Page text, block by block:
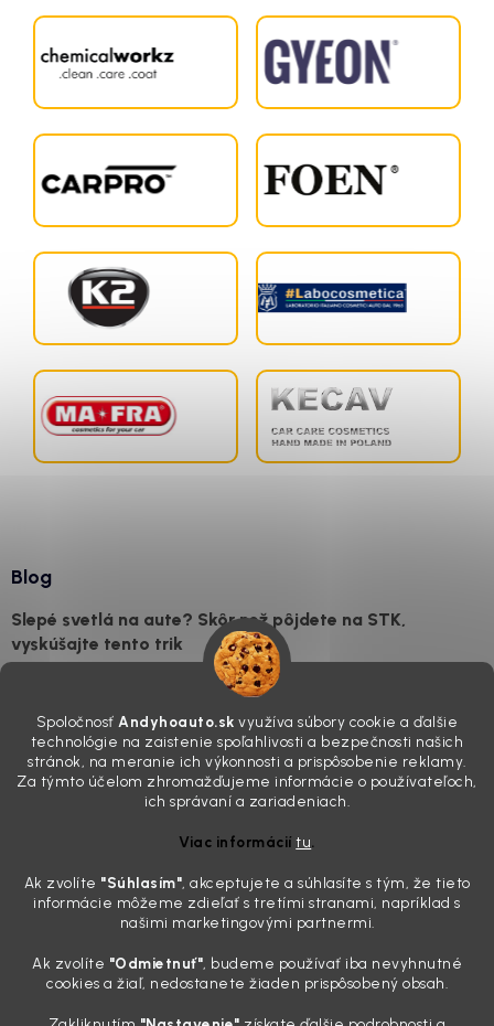
Spoločnosť Andyhoauto.sk využíva súbory cookie a ďalšie
technológie na zaistenie spoľahlivosti a bezpečnosti našich
stránok, na meranie ich výkonnosti a prispôsobenie reklamy.
Za týmto účelom zhromažďujeme informácie o používateľoch,
ich správaní a zariadeniach.
Viac informáciítu.
Ak zvolíte "Súhlasím", akceptujete a súhlasíte s tým, že tieto
informácie môžeme zdieľať s tretími stranami, napríklad s
našimi marketingovými partnermi.
Ak zvolíte "Odmietnuť", budeme používať iba nevyhnutné
cookies a žiaľ, nedostanete žiaden prispôsobený obsah.
Blog
Slepé svetlá na aute? Skôr než pôjdete na STK,
vyskúšajte tento trik
skutočnosti je? Často za to môžu práve „slepé“ svetlomety. Ten
mliečny, drsný povrch nie je len estetická vada. Keď slnko a soľ urobia
svoje, plexisklo začne svetlo rozptyľovať namiesto to...
Zabudnite na handru. Ak chcete mať auto naozaj čisté,
Poznáte ten moment. Vonku svieti slnko, vy sedíte v čerstvo
„upratanom“ aute, no pri pohľade na palubnú dosku vás ide poraziť. V
mriežkach ventilácie, okolo tlačidiel a v švíkoch sedačiek na vás stále
drzo pozerá prach. Handra ani vysávač tam jednodu...
Detailing nemusí stáť výplatu: 5 kúskov autokozmetiky,